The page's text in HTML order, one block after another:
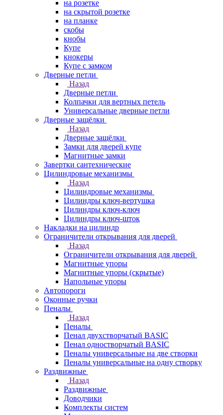
на розетке
на скрытой розетке
на планке
скобы
кнобы
Купе
кнокеры
Купе с замком
Дверные петли
Назад
Дверные петли
Колпачки для вертных петель
Универсальные дверные петли
Дверные защёлки
Назад
Дверные защёлки
Замки для дверей купе
Магнитные замки
Завертки сантехнические
Цилиндровые механизмы
Назад
Цилиндровые механизмы
Цилиндры ключ-вертушка
Цилиндры ключ-ключ
Цилиндры ключ-шток
Накладки на цилиндр
Ограничители открывания для дверей
Назад
Ограничители открывания для дверей
Магнитные упоры
Магнитные упоры (скрытые)
Напольные упоры
Автопороги
Оконные ручки
Пеналы
Назад
Пеналы
Пенал двухстворчатый BASIC
Пенал одностворчатый BASIC
Пеналы универсальные на две створки
Пеналы универсальные на одну створку
Раздвижные
Назад
Раздвижные
Доводчики
Комплекты систем